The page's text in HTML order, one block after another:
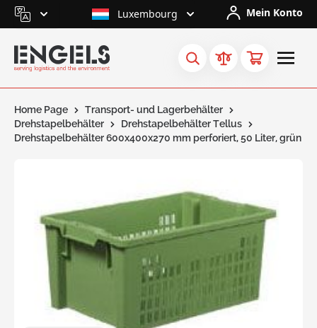
Skip to Content Luxembourg Mein Konto
Home Page
Transport- und Lagerbehälter
Drehstapelbehälter
Drehstapelbehälter Tellus
Drehstapelbehälter 600x400x270 mm perforiert, 50 Liter, grün